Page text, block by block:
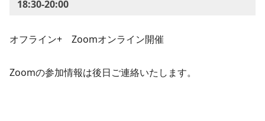
18:30-20:00
オフライン+ Zoomオンライン開催
Zoomの参加情報は後日ご連絡いたします。